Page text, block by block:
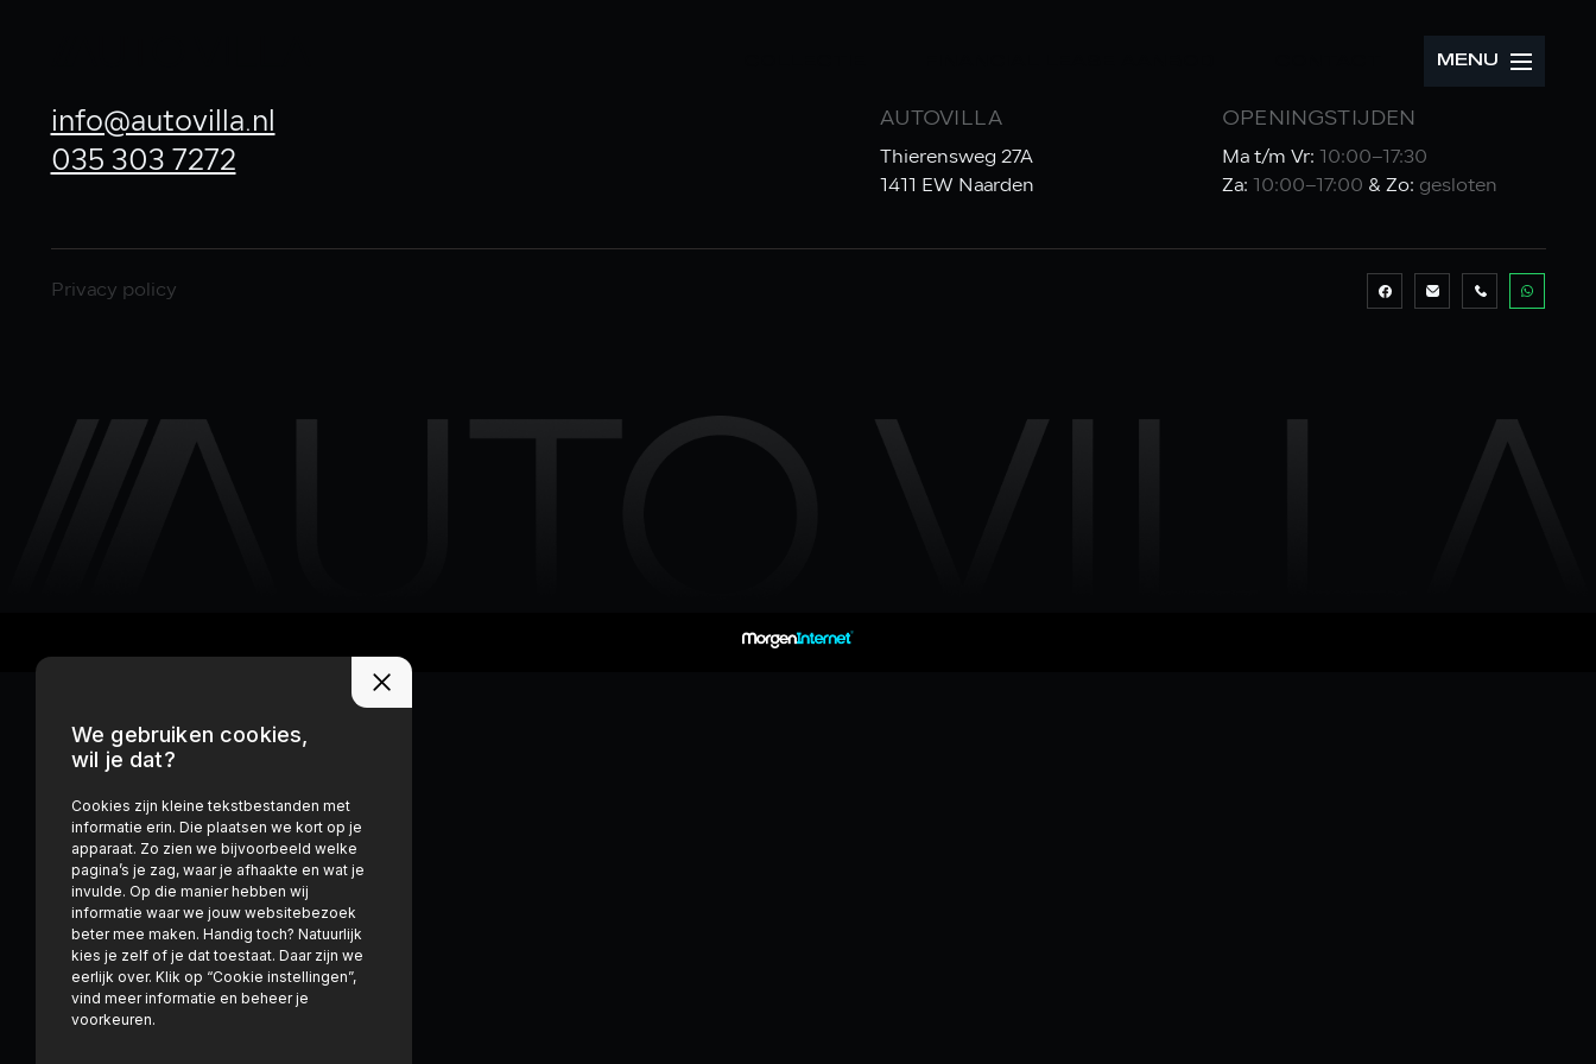
MENU
info@autovilla.nl
035 303 7272
AUTOVILLA
Thierensweg 27A
1411 EW Naarden
OPENINGSTIJDEN
Ma t/m Vr:
10:00–17:30
Za:
10:00–17:00 & Zo: gesloten
Privacy policy
We gebruiken cookies,
wil je dat?
Cookies zijn kleine tekstbestanden met
informatie erin. Die plaatsen we kort op je
apparaat. Zo zien we bijvoorbeeld welke
pagina’s je zag, waar je afhaakte en wat je
invulde. Op die manier hebben wij
informatie waar we jouw websitebezoek
beter mee maken. Handig toch? Natuurlijk
kies je zelf of je dat toestaat. Daar zijn we
eerlijk over. Klik op “Cookie instellingen”,
vind meer informatie en beheer je
voorkeuren.